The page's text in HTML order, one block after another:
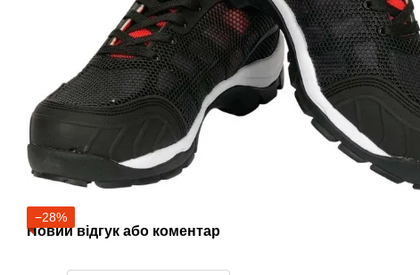
−28%
Новий відгук або коментар